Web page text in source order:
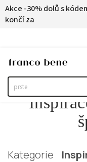
Akce -30% dolů s
končí za
Kategorie